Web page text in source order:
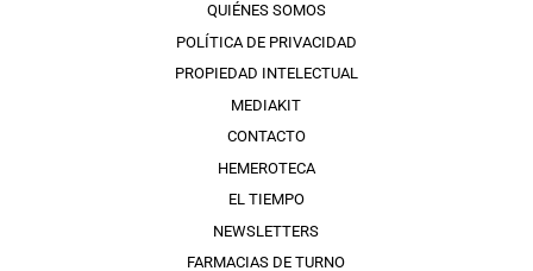
QUIÉNES SOMOS
POLÍTICA DE PRIVACIDAD
PROPIEDAD INTELECTUAL
MEDIAKIT
CONTACTO
HEMEROTECA
EL TIEMPO
NEWSLETTERS
FARMACIAS DE TURNO